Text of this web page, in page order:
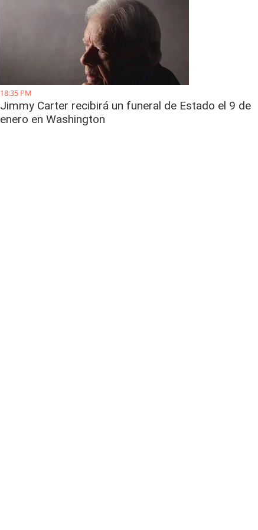
18:35 PM
Jimmy Carter recibirá un funeral de Estado el 9 de
enero en Washington